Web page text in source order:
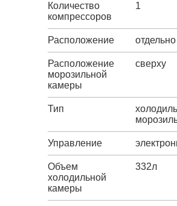
Количество
компрессоров
1
Расположение
Расположение
морозильной
камеры
сверху
Тип
Управление
Объем
холодильной
камеры
332л